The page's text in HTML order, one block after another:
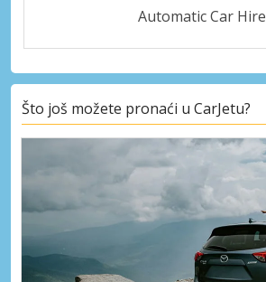
Automatic Car Hire
Što još možete pronaći u CarJetu?